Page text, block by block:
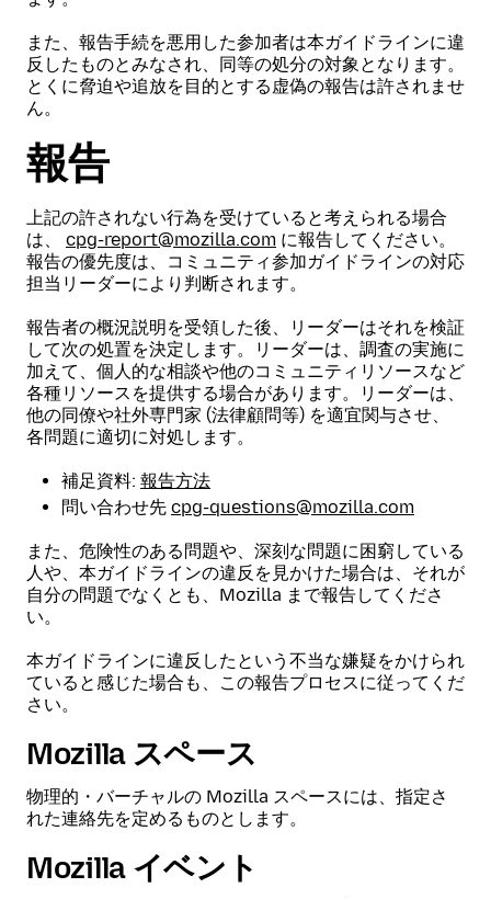
また、報告手続を悪用した参加者は本ガイドラインに違
反したものとみなされ、同等の処分の対象となります。
とくに脅迫や追放を目的とする虚偽の報告は許されませ
ん。
報告
上記の許されない行為を受けていると考えられる場合
は、 cpg-report@mozilla.com に報告してください。
報告の優先度は、コミュニティ参加ガイドラインの対応
担当リーダーにより判断されます。
報告者の概況説明を受領した後、リーダーはそれを検証
して次の処置を決定します。リーダーは、調査の実施に
加えて、個人的な相談や他のコミュニティリソースなど
各種リソースを提供する場合があります。リーダーは、
他の同僚や社外専門家 (法律顧問等) を適宜関与させ、
各問題に適切に対処します。
補足資料: 報告方法
問い合わせ先 cpg-questions@mozilla.com
また、危険性のある問題や、深刻な問題に困窮している
人や、本ガイドラインの違反を見かけた場合は、それが
自分の問題でなくとも、Mozilla まで報告してくださ
い。
本ガイドラインに違反したという不当な嫌疑をかけられ
ていると感じた場合も、この報告プロセスに従ってくだ
さい。
Mozilla スペース
物理的・バーチャルの Mozilla スペースには、指定さ
れた連絡先を定めるものとします。
Mozilla イベント